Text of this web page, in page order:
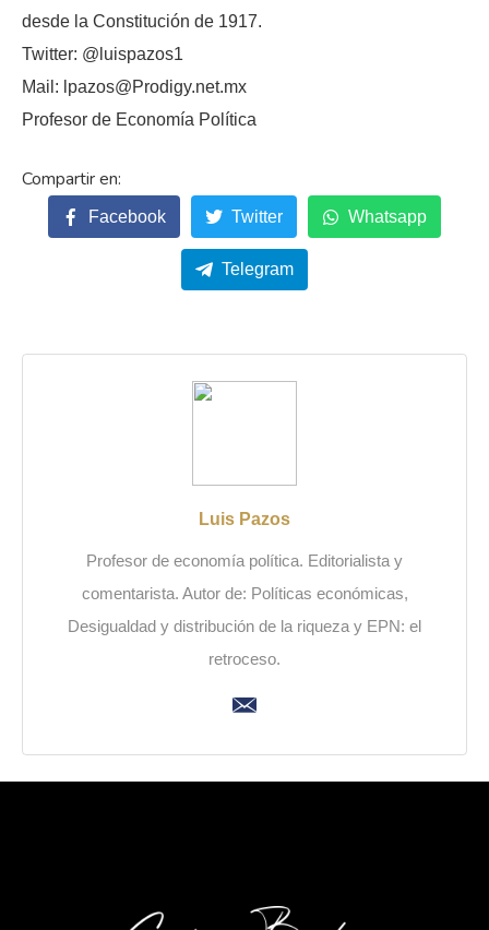
desde la Constitución de 1917.
Twitter: @luispazos1
Mail: lpazos@Prodigy.net.mx
Profesor de Economía Política
Facebook Twitter Whatsapp
Telegram
Luis Pazos
Profesor de economía política. Editorialista y
comentarista. Autor de: Políticas económicas,
Desigualdad y distribución de la riqueza y EPN: el
retroceso.